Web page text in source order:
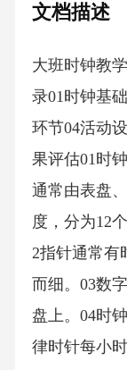
文档描述
大班时钟教
录01时钟基
环节04活动
果评估01时
通常由表盘
度，分为12
2指针通常有
而细。03数
盘上。04时
律时针每小